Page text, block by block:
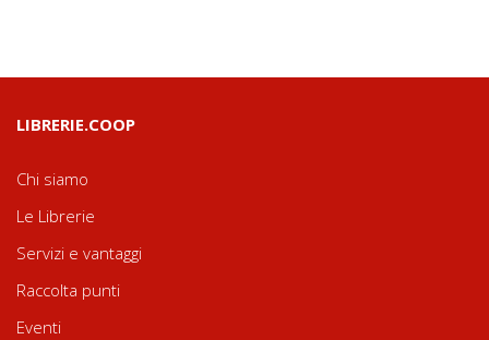
LIBRERIE.COOP
Chi siamo
Le Librerie
Servizi e vantaggi
Raccolta punti
Eventi